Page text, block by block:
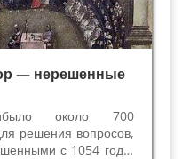
— нерешенные
около 700
решения вопросов,
с 1054 года.